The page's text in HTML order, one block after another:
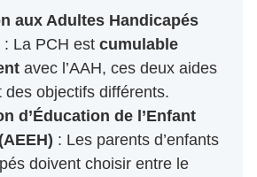
aux Adultes Handicapés
: La PCH est cumulable
avec l’AAH, ces deux aides
des objectifs différents.
d’Éducation de l’Enfant
: Les parents d’enfants
doivent choisir entre le